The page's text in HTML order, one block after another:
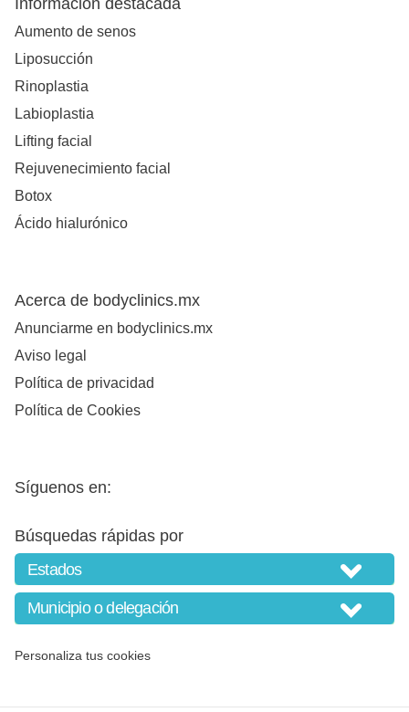
Información destacada
Aumento de senos
Liposucción
Rinoplastia
Labioplastia
Lifting facial
Rejuvenecimiento facial
Botox
Ácido hialurónico
Acerca de bodyclinics.mx
Anunciarme en bodyclinics.mx
Aviso legal
Política de privacidad
Política de Cookies
Síguenos en:
Búsquedas rápidas por
Personaliza tus cookies